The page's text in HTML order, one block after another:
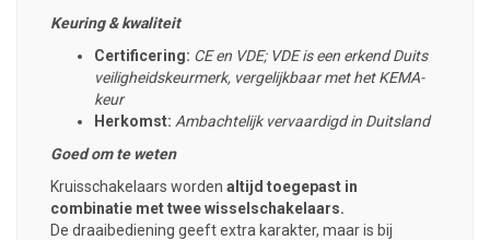
Keuring & kwaliteit
Certificering: CE en VDE; VDE is een erkend Duits
veiligheidskeurmerk, vergelijkbaar met het KEMA-
keur
Herkomst: Ambachtelijk vervaardigd in Duitsland
Goed om te weten
Kruisschakelaars worden altijd toegepast in
combinatie mettwee wisselschakelaars.
De draaibediening geeft extra karakter, maar is bij